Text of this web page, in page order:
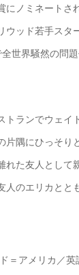
にノミネートさ
ウッド若手ス
世界騒然の問
トランでウェ
片隅にひっそ
れた友人として
人のエリカとと
＝アメリカ／英